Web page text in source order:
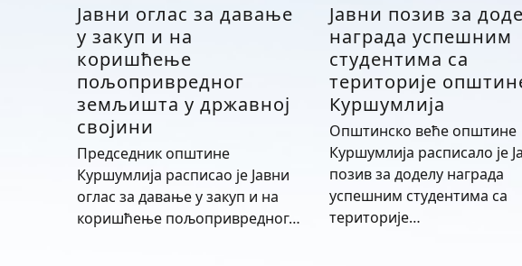
Јавни оглас за давање
у закуп и на
коришћење
пољопривредног
земљишта у државној
својини
Председник општине
Куршумлија расписао је Јавни
оглас за давање у закуп и на
коришћење пољопривредног…
Јавни позив за
награда успешним
студентима са
територије
Куршумлија
Општинско веће општине
Куршумлија расписало је
позив за доделу награда
успешним студентима са
територије…